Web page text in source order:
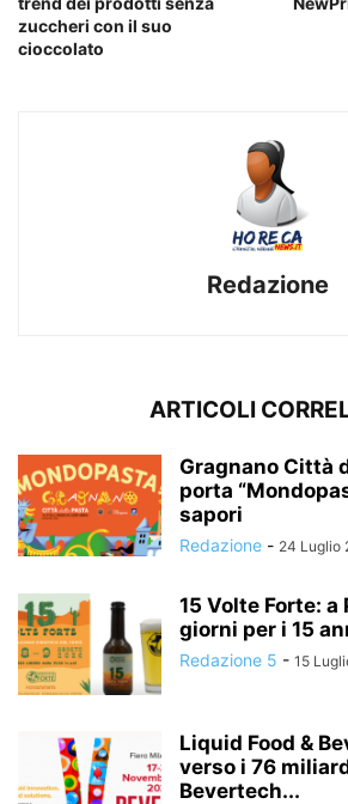
zuccheri con il suo
cioccolato
Redazione
ARTICOLI
Gragnano Città
porta
sapori
Redazione - 24 Luglio
15 Volte Forte:
giorni per i 15
Redazione 5 - 15
Liquid Food &
verso i 76
Bevertech...